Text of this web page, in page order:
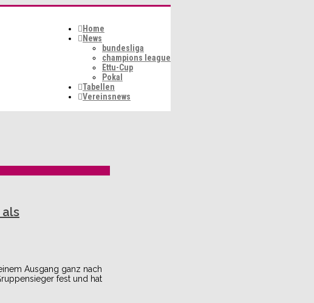
Home
News
bundesliga
champions league
Ettu-Cup
Pokal
Tabellen
Vereinsnews
Ausgang ganz nach
fest und hat